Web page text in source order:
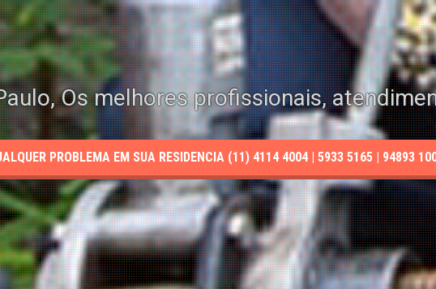
Os melhores profissionais,
PROBLEMA EM SUA RESIDENCIA (11) 4114 4004 | 5933 5165 | 94893